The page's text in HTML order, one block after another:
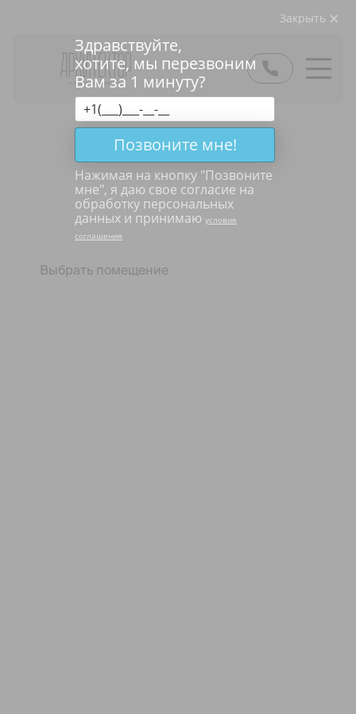
Коммерческая
недвижимость
в аренду
Выбрать помещение
Закрыть
Здравствуйте,
хотите, мы перезвоним
Вам за 1 минуту?
Позвоните мне!
Нажимая на кнопку "Позвоните
мне", я даю свое согласие на
обработку персональных
данных и принимаю условия
соглашения